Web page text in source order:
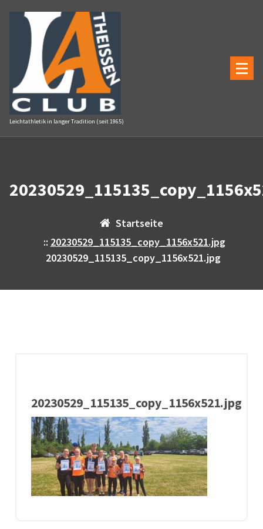
Inhalt
springen
Leichtathletik in langer Tradition (seit 1965)
Startseite
:: 20230529_115135_copy_1156x521.jpg
20230529_115135_copy_1156x521.jpg
20230529_115135_copy_1156x521.jpg